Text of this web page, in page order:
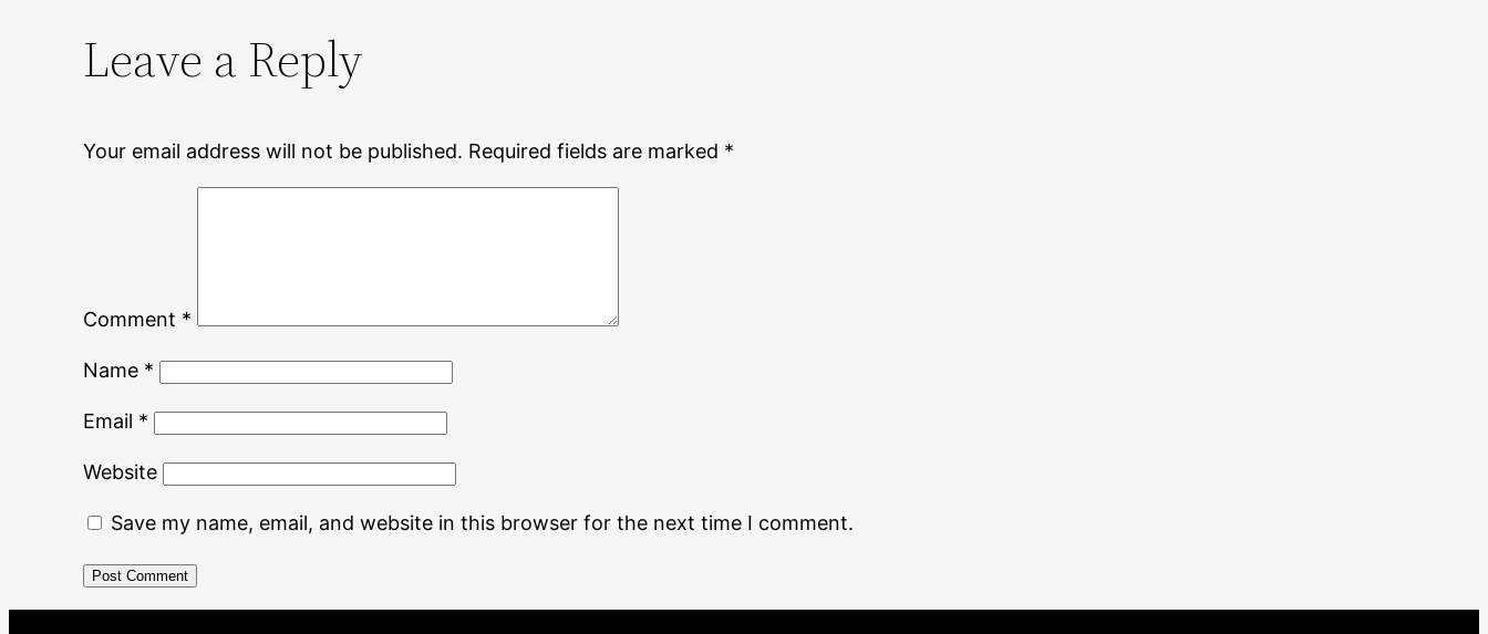
Leave a Reply
Your email address will not be published. Required fields are marked *
Comment *
Name *
Email *
Website
Save my name, email, and website in this browser for the next time I comment.